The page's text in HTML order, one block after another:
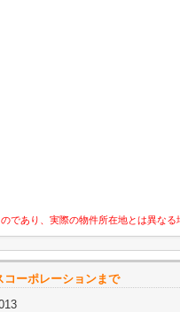
あり、実際の物件所在地とは異なる
コーポレーションまで